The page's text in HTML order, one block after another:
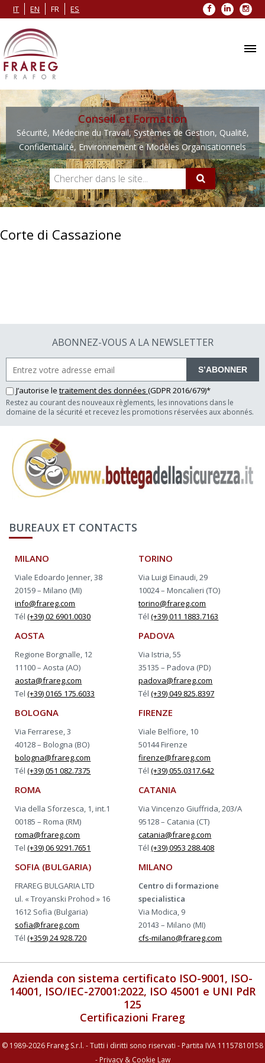
IT EN FR ES Facebook
LinkedIn
Conseil et Formation
Sécurité, Médecine du Travail, Systèmes de Gestion, Qualité,
Confidentialité, Environnement e Modèles Organisationnels
Corte di Cassazione
ABONNEZ-VOUS A LA NEWSLETTER
S’ABONNER
J’autorise le traitement des données (GDPR 2016/679)*
Restez au courant des nouveaux règlements, les innovations dans le
domaine de la sécurité et recevez les promotions réservées aux abonnés.
BUREAUX ET CONTACTS
MILANO
Viale Edoardo Jenner, 38
20159 – Milano (MI)
info@frareg.com
Tél(+39) 02 6901.0030
TORINO
Via Luigi Einaudi, 29
10024 – Moncalieri (TO)
torino@frareg.com
Tél(+39) 011 1883.7163
AOSTA
Regione Borgnalle, 12
11100 – Aosta (AO)
aosta@frareg.com
Tel(+39) 0165 175.6033
PADOVA
Via Istria, 55
35135 – Padova (PD)
padova@frareg.com
Tél(+39) 049 825.8397
BOLOGNA
Via Ferrarese, 3
40128 – Bologna (BO)
bologna@frareg.com
Tél(+39) 051 082.7375
FIRENZE
Viale Belfiore, 10
50144 Firenze
firenze@frareg.com
Tél(+39) 055.0317.642
ROMA
Via della Sforzesca, 1, int.1
00185 – Roma (RM)
roma@frareg.com
Tel(+39) 06 9291.7651
CATANIA
Via Vincenzo Giuffrida, 203/A
95128 – Catania (CT)
catania@frareg.com
Tél(+39) 0953 288.408
SOFIA (BULGARIA)
FRAREG BULGARIA LTD
ul. « Troyanski Prohod » 16
1612 Sofia (Bulgaria)
sofia@frareg.com
Tél(+359) 24 928.720
MILANO
Centro di formazione
specialistica
Via Modica, 9
20143 – Milano (MI)
cfs-milano@frareg.com
Azienda con sistema certificato ISO-9001, ISO-
14001, ISO/IEC-27001:2022, ISO 45001 e UNI PdR
125
Certificazioni Frareg
© 1989-2026 Frareg S.r.l. - Tutti i diritti sono riservati - Partita IVA 11157810158
- Privacy & Cookie Law